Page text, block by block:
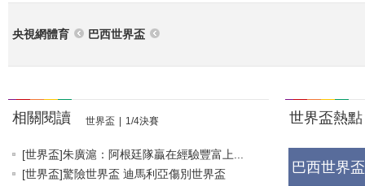
央視網體育 巴西世界盃
相關閱讀 世界盃 1/4決賽
[世界盃]朱廣滬：阿根廷隊贏在經驗豐富上...
[世界盃]驚險世界盃 迪馬利亞傷別世界盃
世界盃熱點
巴西世界